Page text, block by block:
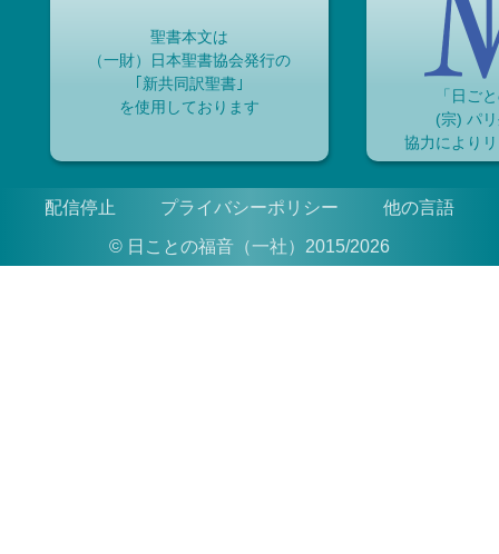
聖書本文は
（一財）日本聖書協会発行の
｢新共同訳聖書｣
を使用しております
「日ご
(宗) パ
協力により
配信停止 プライバシーポリシー 他の言語
© 日ことの福音（一社）2015/2026